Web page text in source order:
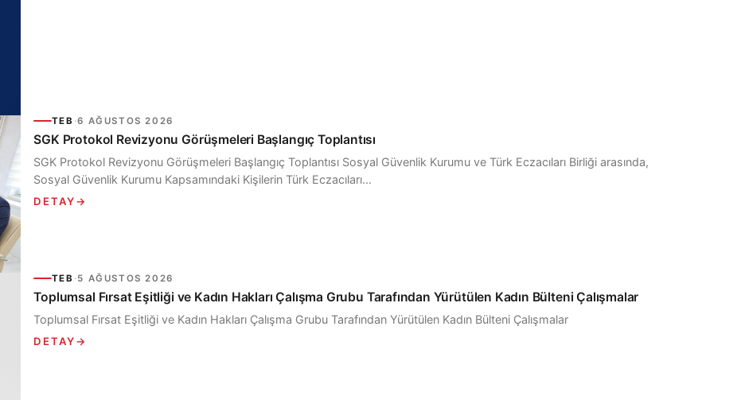
TEB ·6 AĞUSTOS 2026
SGK Protokol Revizyonu Görüşmeleri Başlangıç Toplantısı
SGK Protokol Revizyonu Görüşmeleri Başlangıç Toplantısı Sosyal Güvenlik Kurumu ve Türk Eczacıları Birliği arasında,
Sosyal Güvenlik Kurumu Kapsamındaki Kişilerin Türk Eczacıları...
DETAY→
TEB ·5 AĞUSTOS 2026
Toplumsal Fırsat Eşitliği ve Kadın Hakları Çalışma Grubu Tarafından Yürütülen Kadın Bülteni Çalışmalar
Toplumsal Fırsat Eşitliği ve Kadın Hakları Çalışma Grubu Tarafından Yürütülen Kadın Bülteni Çalışmalar
DETAY→